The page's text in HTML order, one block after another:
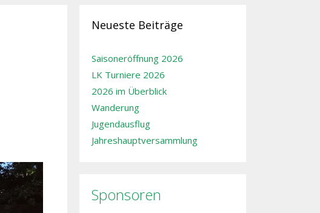
Neueste Beiträge
Saisoneröffnung 2026
LK Turniere 2026
2026 im Überblick
Wanderung
Jugendausflug
Jahreshauptversammlung
Sponsoren